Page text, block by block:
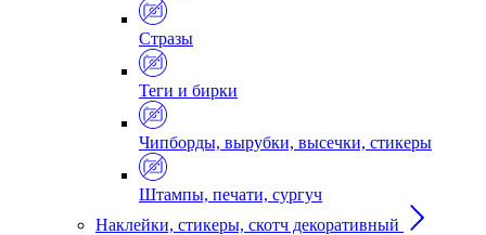
Стразы
Теги и бирки
Чипборды, вырубки, высечки, стикеры
Штампы, печати, сургуч
Наклейки, стикеры, скотч декоративный